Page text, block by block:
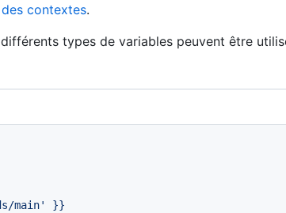
contextes.
types de variables peuvent être
main'
}}